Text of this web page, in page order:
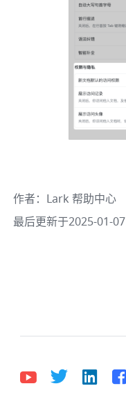
作者： Lark 帮助中心
最后更新于2025-01-07